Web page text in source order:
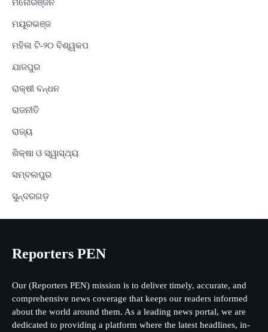
ମନୋରଞ୍ଜନ
ମୟୂରଭଞ୍ଜ
ମହିଳା ଟି-୨୦ ବିଶ୍ୱକପ
ଯାଜପୁର
ରାକ୍ଷୀ ବନ୍ଧନ
ରାଜନୀତି
ରାଜ୍ୟ
ଶିକ୍ଷା ଓ ସ୍ୱାସ୍ଥ୍ୟ
ସମ୍ବଲପୁର
ସୁନ୍ଦରଗଡ଼
Reporters PEN
Our (Reporters PEN) mission is to deliver timely, accurate, and
comprehensive news coverage that keeps our readers informed
about the world around them. As a leading news portal, we are
dedicated to providing a platform where the latest headlines, in-